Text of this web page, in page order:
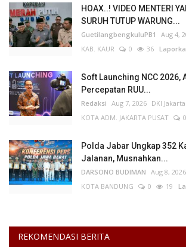
HOAX..! VIDEO MENTERI
SURUH TUTUP WARUNG...
GuetilangbengkuluPB1 Aug 4,
KAB. KAUR
0 36
Soft Launching NCC 2026,
Percepatan RUU...
Redaksi Aug 7, 2026 DKI Jakarta
KOTA ADM. JAKARTA PUSAT
0
Polda Jabar Ungkap 352
Jalanan, Musnahkan...
DARSONO BUDIMAN Aug 8, 2026
KOTA BANDUNG
0 19
REKOMENDASI BERITA